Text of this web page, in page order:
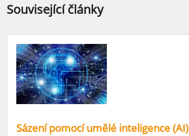
Související články
Sázení pomocí umělé inteligence (AI)